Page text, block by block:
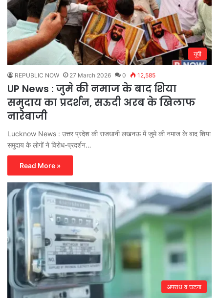
यूपी
REPUBLIC NOW 27 March 2026 0 12,585
UP News : जुमे की नमाज के बाद शिया
समुदाय का प्रदर्शन, सऊदी अरब के खिलाफ
नारेबाजी
Lucknow News : उत्तर प्रदेश की राजधानी लखनऊ में जुमे की नमाज के बाद शिया
समुदाय के लोगों ने विरोध-प्रदर्शन…
Read More »
अपराध व घटना